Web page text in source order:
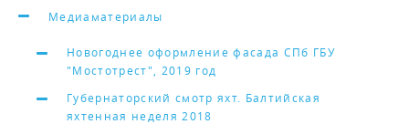
Медиаматериалы
Новогоднее оформление фасада СПб ГБУ
"Мостотрест", 2019 год
Губернаторский смотр яхт. Балтийская
яхтенная неделя 2018